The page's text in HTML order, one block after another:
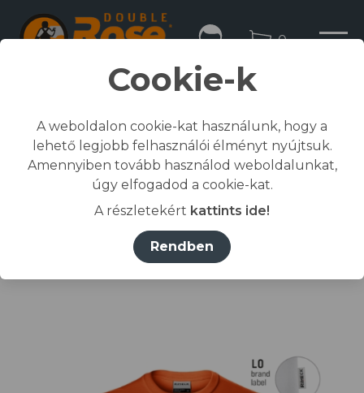
0
Kezdőlap
Összes termék
Munkaruházat
póló, ing, blúz
RIMECK® Póló férfi narancssárga 11 (brand label) L
Cookie-k
A weboldalon cookie-kat használunk, hogy a
lehető legjobb felhasználói élményt nyújtsuk.
Amennyiben tovább használod weboldalunkat,
úgy elfogadod a cookie-kat.
A részletekért kattints ide!
Rendben